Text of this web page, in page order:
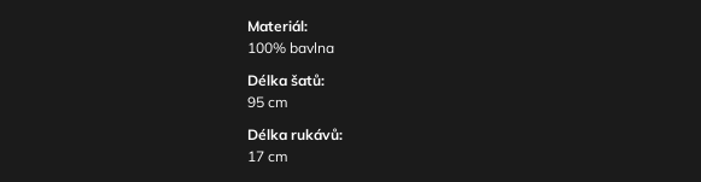
Materiál:
100% bavlna
Délka šatů:
95 cm
Délka rukávů:
17 cm